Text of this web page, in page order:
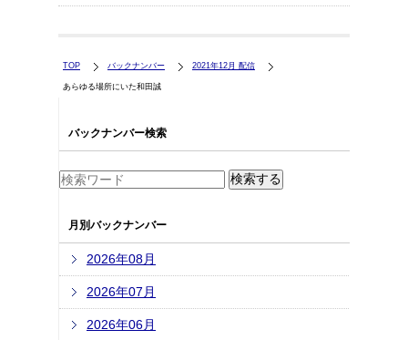
TOP バックナンバー 2021年12月 配信
あらゆる場所にいた和田誠
バックナンバー検索
月別バックナンバー
2026年08月
2026年07月
2026年06月